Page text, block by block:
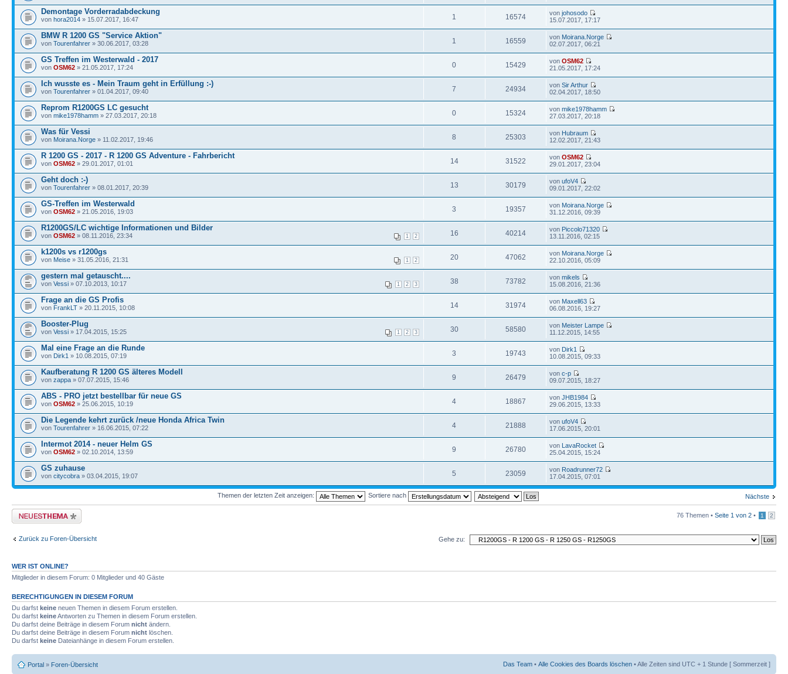
Demontage Vorderradabdeckung
von hora2014 » 15.07.2017, 16:47 1 16574 vonjohosodo
15.07.2017, 17:17
BMW R 1200 GS "Service Aktion"
von Tourenfahrer » 30.06.2017, 03:28 1 16559 von Moirana.Norge
02.07.2017, 06:21
GS Treffen im Westerwald - 2017
von OSM62 » 21.05.2017, 17:24 0 15429 vonOSM62
21.05.2017, 17:24
Ich wusste es - Mein Traum geht in Erfüllung :-)
von Tourenfahrer » 01.04.2017, 09:40 7 24934 vonSir Arthur
02.04.2017, 18:50
Reprom R1200GS LC gesucht
von mike1978hamm » 27.03.2017, 20:18 0 15324 vonmike1978hamm
27.03.2017, 20:18
Was für Vessi
von Moirana.Norge » 11.02.2017, 19:46 8 25303 von Hubraum
12.02.2017, 21:43
R 1200 GS - 2017 - R 1200 GS Adventure - Fahrbericht
von OSM62 » 29.01.2017, 01:01 14 31522 vonOSM62
29.01.2017, 23:04
Geht doch :-)
von Tourenfahrer » 08.01.2017, 20:39 13 30179 vonufoV4
09.01.2017, 22:02
GS-Treffen im Westerwald
von OSM62 » 21.05.2016, 19:03 3 19357 von Moirana.Norge
31.12.2016, 09:39
R1200GS/LC wichtige Informationen und Bilder
1 2
von OSM62 » 08.11.2016, 23:34 16 40214 von Piccolo71320
13.11.2016, 02:15
k1200s vs r1200gs
1 2
von Meise » 31.05.2016, 21:31 20 47062 von Moirana.Norge
22.10.2016, 05:09
gestern mal getauscht....
1 2 3
von Vessi » 07.10.2013, 10:17 38 73782 vonmikels
15.08.2016, 21:36
Frage an die GS Profis
von FrankLT » 20.11.2015, 10:08 14 31974 von Maxell63
06.08.2016, 19:27
Booster-Plug
1 2 3
von Vessi » 17.04.2015, 15:25 30 58580 von Meister Lampe
11.12.2015, 14:55
Mal eine Frage an die Runde
von Dirk1 » 10.08.2015, 07:19 3 19743 von Dirk1
10.08.2015, 09:33
Kaufberatung R 1200 GS älteres Modell
von zappa » 07.07.2015, 15:46 9 26479 vonc-p
09.07.2015, 18:27
ABS - PRO jetzt bestellbar für neue GS
von OSM62 » 25.06.2015, 10:19 4 18867 vonJHB1984
29.06.2015, 13:33
Die Legende kehrt zurück /neue Honda Africa Twin
von Tourenfahrer » 16.06.2015, 07:22 4 21888 vonufoV4
17.06.2015, 20:01
Intermot 2014 - neuer Helm GS
von OSM62 » 02.10.2014, 13:59 9 26780 von LavaRocket
25.04.2015, 15:24
GS zuhause
von citycobra » 03.04.2015, 19:07 5 23059 von Roadrunner72
17.04.2015, 07:01
Nächste
Themen der letzten Zeit anzeigen: Sortiere nach
Neues Thema erstellen 76 Themen • Seite 1 von 2 • 1 2
Zurück zu Foren-Übersicht Gehe zu:
WER IST ONLINE?
Mitglieder in diesem Forum: 0 Mitglieder und 40 Gäste
BERECHTIGUNGEN IN DIESEM FORUM
Du darfst keine neuen Themen in diesem Forum erstellen.
Du darfst keineAntworten zu Themen in diesem Forum erstellen.
Du darfst deine Beiträge in diesem Forum nicht ändern.
Du darfst deine Beiträge in diesem Forum nicht löschen.
Du darfst keine Dateianhänge in diesem Forum erstellen.
Portal » Foren-Übersicht Das Team • Alle Cookies des Boards löschen • Alle Zeiten sind UTC + 1 Stunde [ Sommerzeit ]